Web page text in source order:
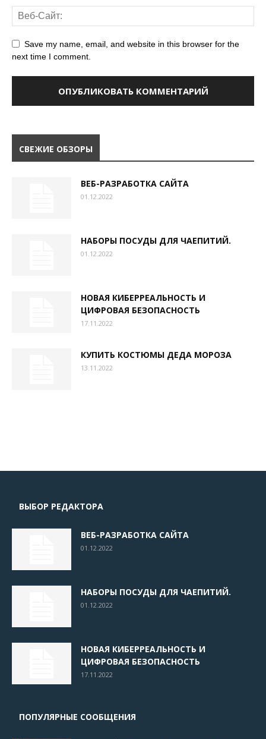
Save my name, email, and website in this browser for the
next time I comment.
СВЕЖИЕ ОБЗОРЫ
ВЕБ-РАЗРАБОТКА САЙТА
01.12.2022
НАБОРЫ ПОСУДЫ ДЛЯ ЧАЕПИТИЙ.
01.12.2022
НОВАЯ КИБЕРРЕАЛЬНОСТЬ И
ЦИФРОВАЯ БЕЗОПАСНОСТЬ
17.11.2022
КУПИТЬ КОСТЮМЫ ДЕДА МОРОЗА
13.11.2022
ВЫБОР РЕДАКТОРА
ВЕБ-РАЗРАБОТКА САЙТА
01.12.2022
НАБОРЫ ПОСУДЫ ДЛЯ ЧАЕПИТИЙ.
01.12.2022
НОВАЯ КИБЕРРЕАЛЬНОСТЬ И
ЦИФРОВАЯ БЕЗОПАСНОСТЬ
17.11.2022
ПОПУЛЯРНЫЕ СООБЩЕНИЯ